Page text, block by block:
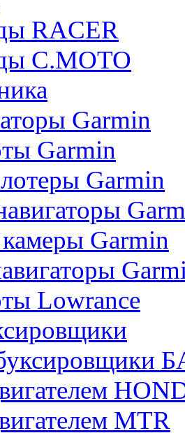
RACER
C.MOTO
Garmin
Garmin
Garmin
Garmin
Lowrance
MTR